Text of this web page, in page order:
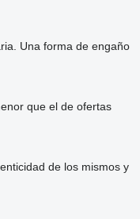
Una forma de engaño
que el de ofertas
de los mismos y